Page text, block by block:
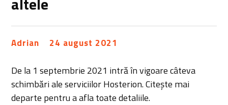
Adrian 24 august 2021
De la 1 septembrie 2021 intră în vigoare câteva
schimbări ale serviciilor Hosterion. Citește mai
departe pentru a afla toate detaliile.